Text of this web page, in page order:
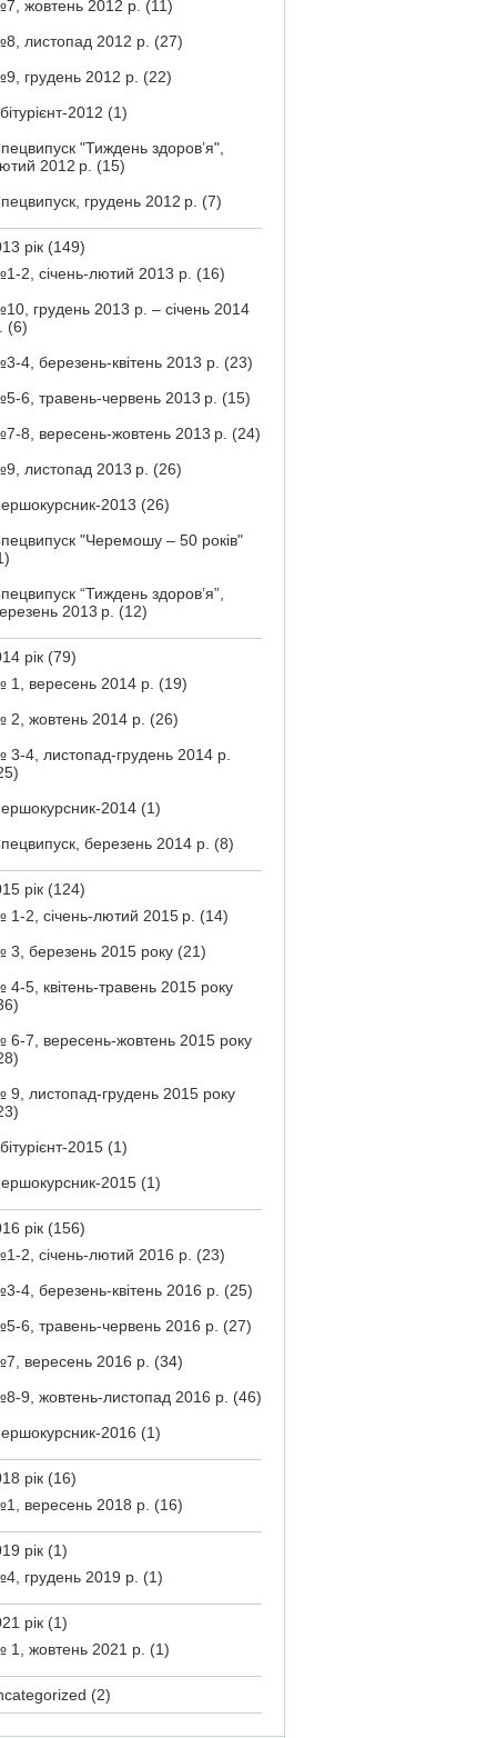
жовтень 2012 р. (11)
листопад 2012 р. (27)
грудень 2012 р. (22)
2012 (1)
"Тиждень здоров’я",
2012 р. (15)
грудень 2012 р. (7)
рік (149)
2, січень-лютий 2013 р. (16)
грудень 2013 р. – січень 2014
(6)
4, березень-квітень 2013 р. (23)
6, травень-червень 2013 р. (15)
8, вересень-жовтень 2013 р. (24)
листопад 2013 р. (26)
2013 (26)
"Черемошу – 50 років"
“Тиждень здоров’я”,
2013 р. (12)
рік (79)
1, вересень 2014 р. (19)
2, жовтень 2014 р. (26)
3-4, листопад-грудень 2014 р.
2014 (1)
березень 2014 р. (8)
рік (124)
1-2, січень-лютий 2015 р. (14)
3, березень 2015 року (21)
4-5, квітень-травень 2015 року
6-7, вересень-жовтень 2015 року
9, листопад-грудень 2015 року
2015 (1)
2015 (1)
рік (156)
2, січень-лютий 2016 р. (23)
4, березень-квітень 2016 р. (25)
6, травень-червень 2016 р. (27)
вересень 2016 р. (34)
9, жовтень-листопад 2016 р. (46)
2016 (1)
рік (16)
вересень 2018 р. (16)
рік (1)
грудень 2019 р. (1)
рік (1)
1, жовтень 2021 р. (1)
(2)